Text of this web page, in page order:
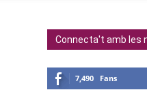
Connecta't amb les
7,490 Fans